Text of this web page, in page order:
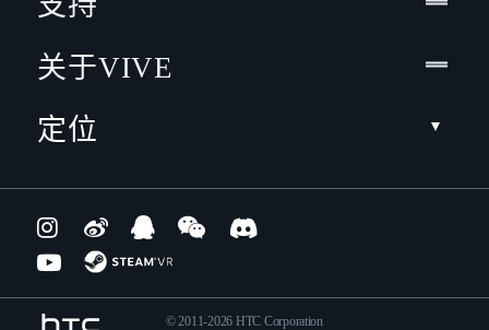
关于VIVE
定位
© 2011-2026 HTC Corporation